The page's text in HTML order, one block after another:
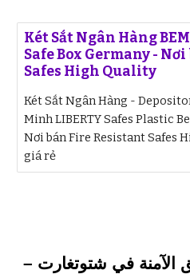
Két Sắt Ngân Hàng
Safe Box Germany -
Safes High Quality
Két Sắt Ngân Hàng -
Minh LIBERTY Safes Plastic
Nơi bán Fire Resistant Safes
giá rẻ
الآمنة في شتوتغارت –